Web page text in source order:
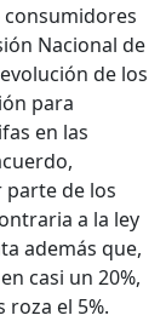
consumidores
Nacional de
de los
para
en las
de los
a la ley
además que,
casi un 20%,
el 5%.